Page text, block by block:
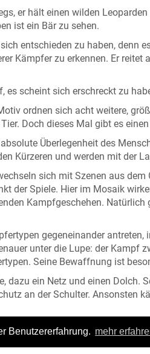
Benutzererfahrung. mehr
er hält einen wilden
ist ein Bär zu sehen.
entschieden zu haben, denn
Kämpfer zu erkennen. Er
es scheint sich erschreckt zu
ordnen sich acht weitere,
Doch dieses Mal gibt es
Überlegenheit des
Kürzeren und werden mit der
sich mit Szenen aus
der Spiele. Hier im Mosaik
Kampfgeschehen. Natürlich
gegeneinander
unter die Lupe: der Kampf
Seine Bewaffnung ist
dazu ein Netz und einen Dolch.
an der Schulter. Ansonsten
wirken. Dafür wiegt seine